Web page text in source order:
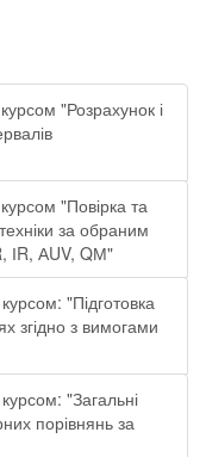
"Розрахунок і
"Повірка та
за обраним
ІR, АUV, QМ"
"Підготовка
згідно з вимогами
"Загальні
порівнянь за